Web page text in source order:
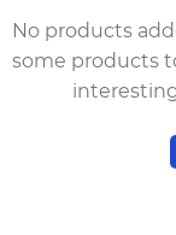
No products
some products